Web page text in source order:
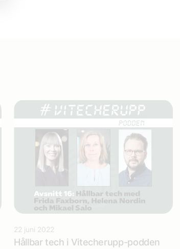
22 juni 2022
Hållbar tech i Vitecherupp-podden